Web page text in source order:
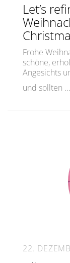
Let’s
Frohe
schöne,
Angesichts
und sollten …
22.